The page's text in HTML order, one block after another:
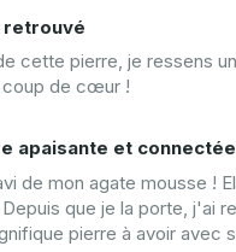
retrouvé
cette pierre, je ressens
coup de cœur !
apaisante et
de mon agate mousse !
que je la porte, j'ai
pierre à avoir avec